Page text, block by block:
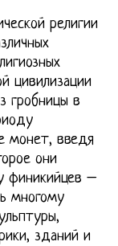
религии
цивилизации
гробницы в
монет, введя
они
финикийцев –
многому
зданий и